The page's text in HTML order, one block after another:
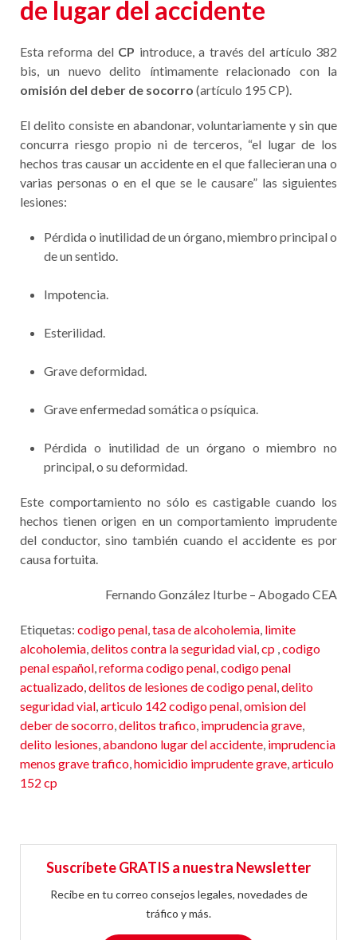
de lugar del accidente
Esta reforma del CP introduce, a través del artículo 382
bis, un nuevo delito íntimamente relacionado con la
omisión del deber de socorro (artículo 195 CP).
El delito consiste en abandonar, voluntariamente y sin que
concurra riesgo propio ni de terceros, “el lugar de los
hechos tras causar un accidente en el que fallecieran una o
varias personas o en el que se le causare” las siguientes
lesiones:
Pérdida o inutilidad de un órgano, miembro principal o
de un sentido.
Impotencia.
Esterilidad.
Grave deformidad.
Grave enfermedad somática o psíquica.
Pérdida o inutilidad de un órgano o miembro no
principal, o su deformidad.
Este comportamiento no sólo es castigable cuando los
hechos tienen origen en un comportamiento imprudente
del conductor, sino también cuando el accidente es por
causa fortuita.
Fernando González Iturbe – Abogado CEA
Etiquetas: codigo penal,tasa de alcoholemia, limite
alcoholemia,delitos contra la seguridad vial,cp ,codigo
penal español,reforma codigo penal,codigo penal
actualizado,delitos de lesiones de codigo penal,delito
seguridad vial,articulo 142 codigo penal,omision del
deber de socorro,delitos trafico, imprudencia grave,
delito lesiones,abandono lugar del accidente, imprudencia
menos grave trafico,homicidio imprudente grave,articulo
152 cp
Suscríbete GRATIS a nuestra Newsletter
Recibe en tu correo consejos legales, novedades de
tráfico y más.